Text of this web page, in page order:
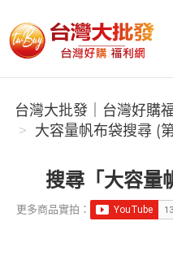
台灣大批發｜台灣好購福
台灣大批發｜台灣好購
大容量帆布袋搜尋 (
搜尋「大容量
更多商品實拍：